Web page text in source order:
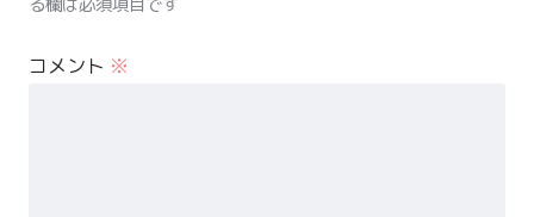
コメント ※